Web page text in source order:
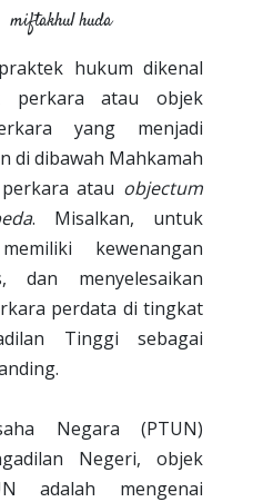
miftakhul huda
hukum dikenal
perkara atau objek
yang menjadi
di dibawah Mahkamah
atau objectum
. Misalkan, untuk
kewenangan
dan menyelesaikan
perdata di tingkat
Tinggi sebagai
Negara (PTUN)
Negeri, objek
adalah mengenai